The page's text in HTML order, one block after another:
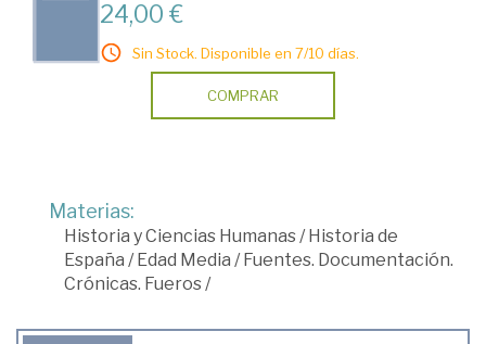
24,00 €
Sin Stock. Disponible en 7/10 días.
COMPRAR
Materias:
Historia y Ciencias Humanas /Historia de
España /Edad Media /Fuentes. Documentación.
Crónicas. Fueros /